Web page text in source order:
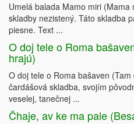
Umelá balada Mamo miri
skladby nezistený. Táto skladba
piesne. Text ...
O doj tele o Roma
hrajú)
O doj tele o Roma bašaven
čardášová skladba, svojím
veselej, tanečnej ...
Čhaje, av ke ma pale